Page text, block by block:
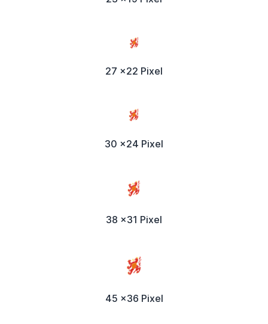
27 x22 Pixel
30 x24 Pixel
38 x31 Pixel
45 x36 Pixel